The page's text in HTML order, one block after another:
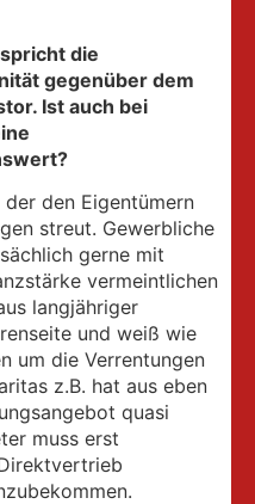
die
gegenüber dem
Ist auch bei
den Eigentümern
streut. Gewerbliche
gerne mit
vermeintlichen
langjähriger
und weiß wie
um die Verrentungen
z.B. hat aus eben
quasi
muss erst